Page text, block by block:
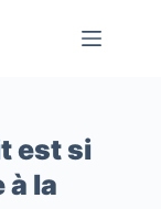
est si
à la